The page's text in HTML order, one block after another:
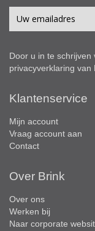
Door u in te
privacyverklaring van
Klantenservice
Mijn account
Vraag account aan
Contact
Over Brink
Over ons
Werken bij
Naar corporate